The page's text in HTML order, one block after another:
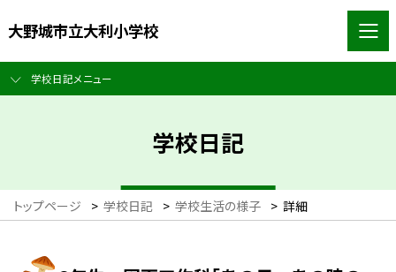
大野城市立大利小学校
学校日記メニュー
学校日記
トップページ > 学校日記 > 学校生活の様子 > 詳細